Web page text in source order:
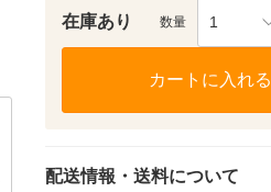
在庫あり 数量 1
カートに入れる
配送情報・送料について